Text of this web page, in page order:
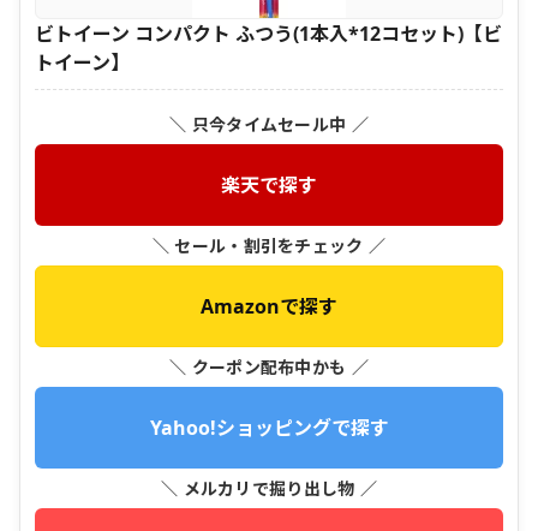
ビトイーン コンパクト ふつう(1本入*12コセット)【ビ
トイーン】
＼ 只今タイムセール中 ／
楽天で探す
＼ セール・割引をチェック ／
Amazonで探す
＼ クーポン配布中かも ／
Yahoo!ショッピングで探す
＼ メルカリで掘り出し物 ／